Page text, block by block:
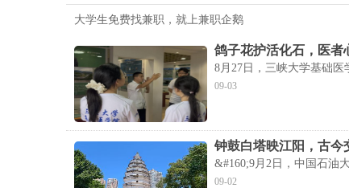
大学生免费找兼职，就上兼职企鹅
鸽子花护活化石，医者
8月27日，三峡大学基础
09-03
钟鼓白塔映江阳，古今
&#160;9月2日，中国石
09-02